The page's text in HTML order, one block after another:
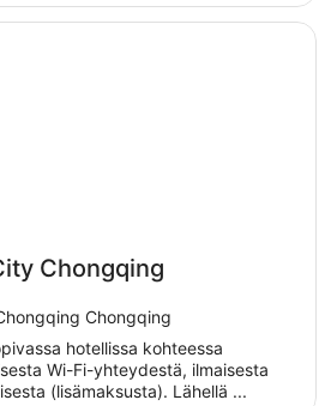
Chongqing
Chongqing
hotellissa kohteessa
Wi-Fi-yhteydestä, ilmaisesta
(lisämaksusta). Lähellä ...